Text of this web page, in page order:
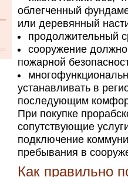
облегченный
или деревянный
продолжительный
сооружение
пожарной
устанавливать в
последующим
При покупке
сопутствующие
подключение
пребывания в
Как правильно